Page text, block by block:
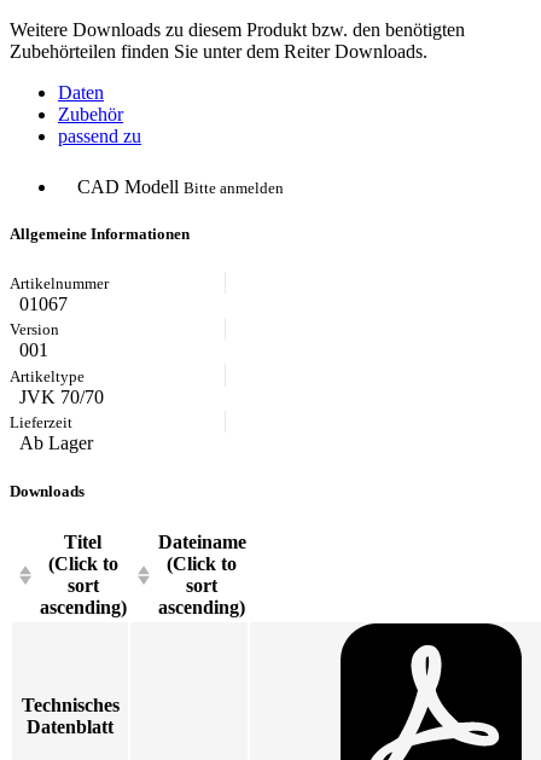
Weitere Downloads zu diesem Produkt bzw. den benötigten
Zubehörteilen finden Sie unter dem Reiter Downloads.
Daten
Zubehör
passend zu
CAD Modell Bitte anmelden
Allgemeine Informationen
01067
001
JVK 70/70
Ab Lager
Downloads
Titel
(Click to
sort
ascending)
Dateiname
(Click to
sort
ascending)
Technisches
Datenblatt